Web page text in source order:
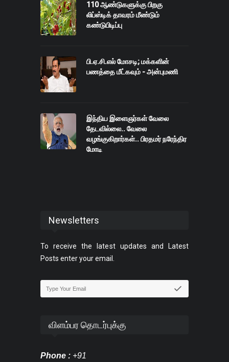
110 ஆண்டுகளுக்கு பிறகு
லிப்ஸ்டிக் தாவரம் மீண்டும்
கண்டுபிடிப்பு
பி.ஏ.சி.எல் மோசடி; மக்களின்
பணத்தை மீட்கவும் - அன்புமணி
இந்திய இளைஞர்கள் வேலை
தேடவில்லை.. வேலை
வழங்குகிறார்கள்.. பிரதமர் நரேந்திர
மோடி
Newsletters
To receive the latest updates and Latest
Posts enter your email.
விளம்பர தொடர்புக்கு
Phone : +91